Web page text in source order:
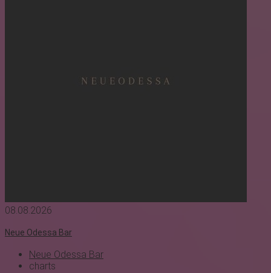
08.08.2026
Neue Odessa Bar
Neue Odessa Bar
charts